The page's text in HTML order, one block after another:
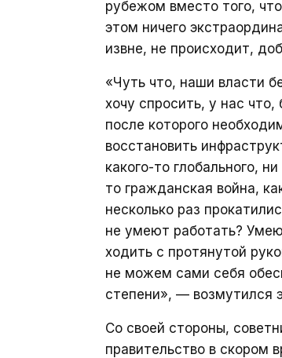
рубежом вместо того,
этом ничего
извне, не происходит,
«Чуть что, наши власти
хочу спросить, у нас
после которого
восстановить
какого-то глобального,
то гражданская война,
несколько раз
не умеют работать?
ходить с протянутой
не можем сами себя
степени», — возмутился
Со своей стороны,
правительство в скором